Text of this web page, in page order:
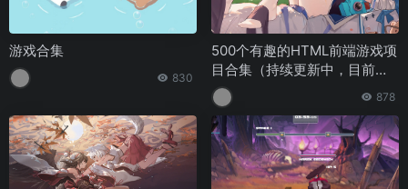
游戏合集
830
500个有趣的HTML前端游戏项
目合集（持续更新中，目前已
上线200+游戏）
878